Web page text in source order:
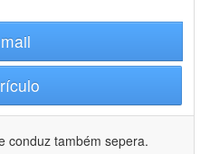
conduz também sepera.